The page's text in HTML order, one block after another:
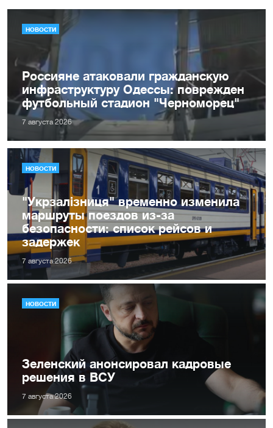
НОВОСТИ
Россияне атаковали гражданскую
инфраструктуру Одессы: поврежден
футбольный стадион "Черноморец"
7 августа 2026
НОВОСТИ
"Укрзалізниця" временно изменила
маршруты поездов из-за
безопасности: список рейсов и
задержек
7 августа 2026
НОВОСТИ
Зеленский анонсировал кадровые
решения в ВСУ
7 августа 2026